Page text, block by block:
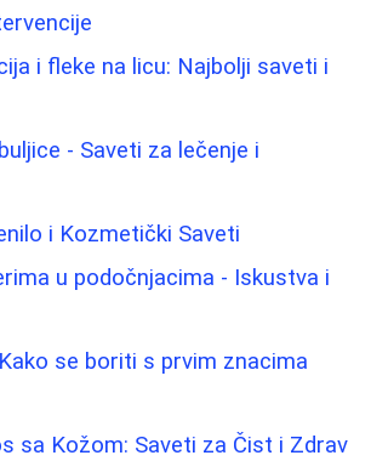
i fleke na licu: Najbolji saveti i
- Saveti za lečenje i
i Kozmetički Saveti
u podočnjacima - Iskustva i
se boriti s prvim znacima
sa Kožom: Saveti za Čist i Zdrav